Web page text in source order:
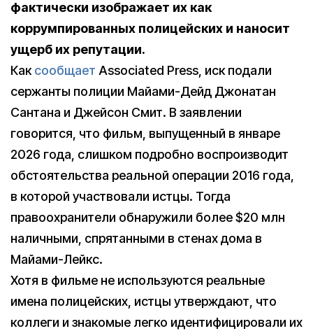
фактически изображает их как
коррумпированных полицейских и наносит
ущерб их репутации.
Каксообщает Associated Press, иск подали
сержанты полиции Майами-Дейд Джонатан
Сантана и Джейсон Смит. В заявлении
говорится, что фильм, выпущенный в январе
2026 года, слишком подробно воспроизводит
обстоятельства реальной операции 2016 года,
в которой участвовали истцы. Тогда
правоохранители обнаружили более $20 млн
наличными, спрятанными в стенах дома в
Майами-Лейкс.
Хотя в фильме не используются реальные
имена полицейских, истцы утверждают, что
коллеги и знакомые легко идентифицировали их